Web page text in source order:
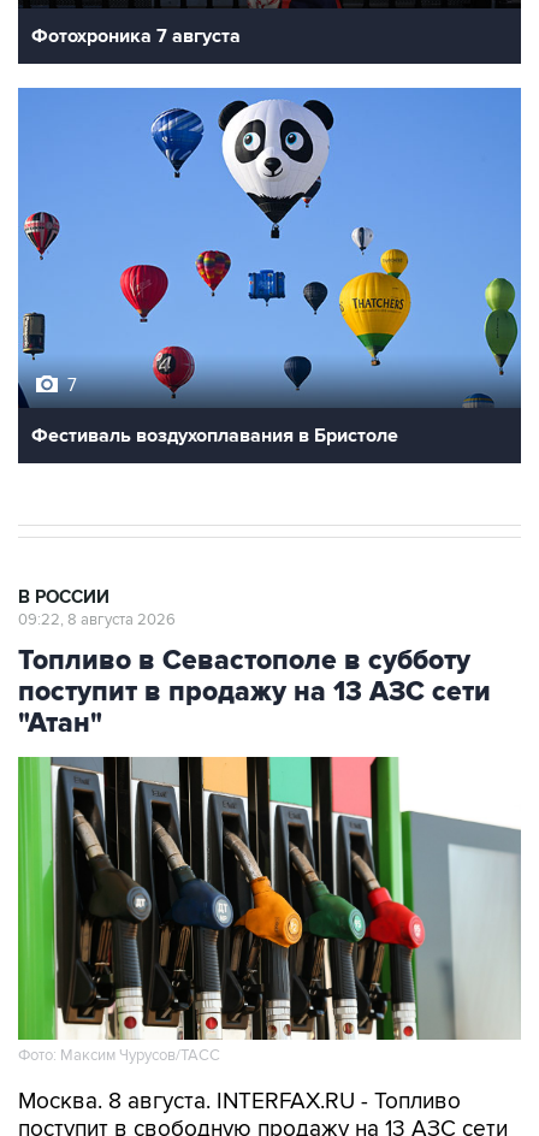
Фотохроника 7 августа
7
Фестиваль воздухоплавания в Бристоле
В РОССИИ
09:22, 8 августа 2026
Топливо в Севастополе в субботу
поступит в продажу на 13 АЗС сети
"Атан"
Фото: Максим Чурусов/ТАСС
Москва. 8 августа. INTERFAX.RU - Топливо
поступит в свободную продажу на 13 АЗС сети